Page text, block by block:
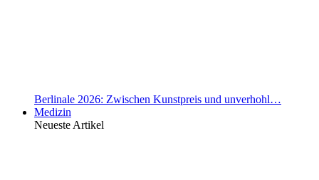
Berlinale 2026: Zwischen Kunstpreis und unverhohl…
Medizin
Neueste Artikel